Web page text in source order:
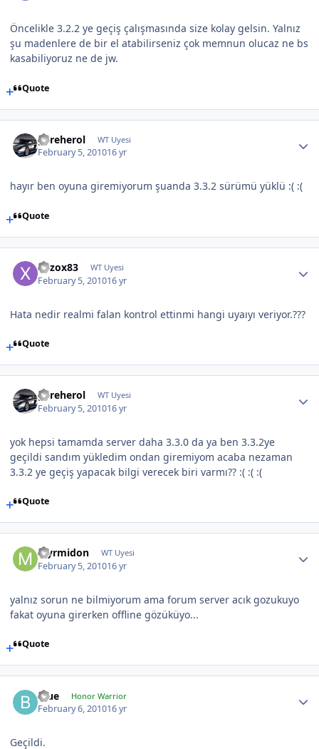
Öncelikle 3.2.2 ye geçiş çalışmasında size kolay gelsin. Yalnız
şu madenlere de bir el atabilirseniz çok memnun olucaz ne bs
kasabiliyoruz ne de jw.
Quote
gereherol WT Uyesi
February 5, 201016 yr
hayır ben oyuna giremiyorum şuanda 3.3.2 sürümü yüklü :( :(
Quote
xozox83 WT Uyesi
February 5, 201016 yr
Hata nedir realmi falan kontrol ettinmi hangi uyaıyı veriyor.???
Quote
gereherol WT Uyesi
February 5, 201016 yr
yok hepsi tamamda server daha 3.3.0 da ya ben 3.3.2ye
geçildi sandım yükledim ondan giremiyom acaba nezaman
3.3.2 ye geçiş yapacak bilgi verecek biri varmı?? :( :( :(
Quote
Myrmidon WT Uyesi
February 5, 201016 yr
yalnız sorun ne bilmiyorum ama forum server acık gozukuyo
fakat oyuna girerken offline gözüküyo...
Quote
Blue Honor Warrior
February 6, 201016 yr
Geçildi.